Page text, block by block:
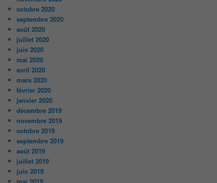
octobre 2020
septembre 2020
août 2020
juillet 2020
juin 2020
mai 2020
avril 2020
mars 2020
février 2020
janvier 2020
décembre 2019
novembre 2019
octobre 2019
septembre 2019
août 2019
juillet 2019
juin 2019
mai 2019